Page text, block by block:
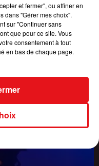
et fermer", ou affiner en
dans "Gérer mes choix".
sur "Continuer sans
que pour ce site. Vous
consentement à tout
en bas de chaque page.